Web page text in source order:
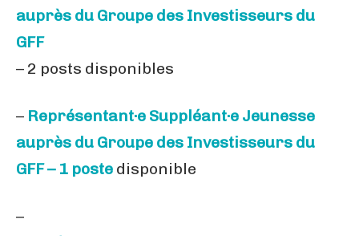
auprès du Groupe des Investisseurs du
GFF
– 2 posts disponibles
– Représentant·e Suppléant·e Jeunesse
auprès du Groupe des Investisseurs du
GFF – 1 poste disponible
–